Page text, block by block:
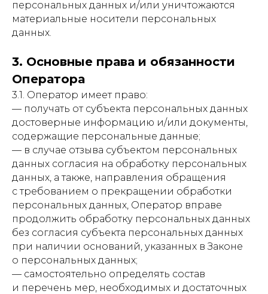
персональных данных и/или уничтожаются
материальные носители персональных
данных.
3. Основные права и обязанности
Оператора
3.1. Оператор имеет право:
— получать от субъекта персональных данных
достоверные информацию и/или документы,
содержащие персональные данные;
— в случае отзыва субъектом персональных
данных согласия на обработку персональных
данных, а также, направления обращения
с требованием о прекращении обработки
персональных данных, Оператор вправе
продолжить обработку персональных данных
без согласия субъекта персональных данных
при наличии оснований, указанных в Законе
о персональных данных;
— самостоятельно определять состав
и перечень мер, необходимых и достаточных